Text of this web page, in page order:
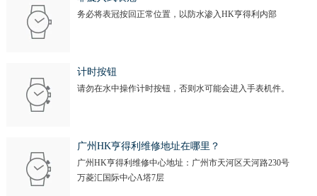
务必将表冠按回正常位置，以防水渗入HK亨得利内部
计时按钮
请勿在水中操作计时按钮，否则水可能会进入手表机件。
广州HK亨得利维修地址在哪里？
广州HK亨得利维修中心地址：广州市天河区天河路230号
万菱汇国际中心A塔7层